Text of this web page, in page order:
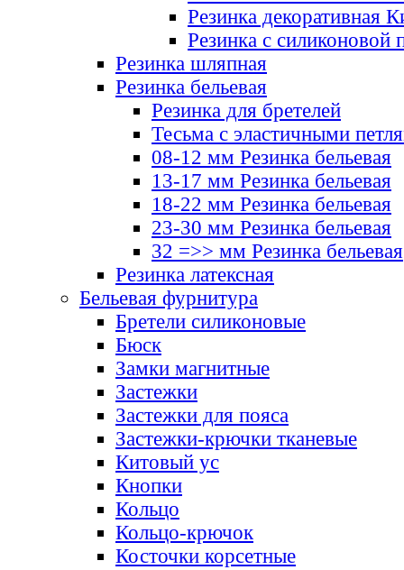
Резинка декоративная
Резинка с силиконовой
Резинка шляпная
Резинка бельевая
Резинка для бретелей
Тесьма с эластичными
08-12 мм Резинка бельевая
13-17 мм Резинка бельевая
18-22 мм Резинка бельевая
23-30 мм Резинка бельевая
32 =>> мм Резинка бельевая
Резинка латексная
Бельевая фурнитура
Бретели силиконовые
Бюск
Замки магнитные
Застежки
Застежки для пояса
Застежки-крючки тканевые
Китовый ус
Кнопки
Кольцо
Кольцо-крючок
Косточки корсетные